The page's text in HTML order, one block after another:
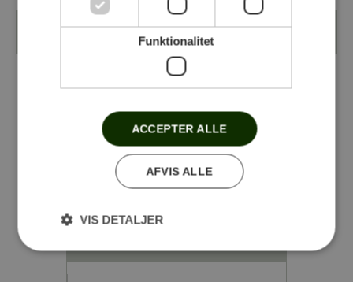
Tilbage til oversigt
DEL NYHEDEN MED DIT NETVÆRK
Funktionalitet
ACCEPTER ALLE
AFVIS ALLE
VIS DETALJER